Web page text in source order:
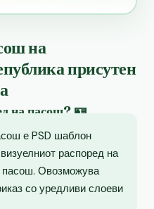
на
присутен
на пасош? 🪪
е PSD шаблон
распоред на
пасош. Овозможува
со уредливи слоеви